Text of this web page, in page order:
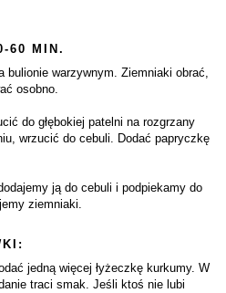
60 MIN.
bulionie warzywnym. Ziemniaki obrać,
osobno.
do głębokiej patelni na rozgrzany
wrzucić do cebuli. Dodać papryczkę
ją do cebuli i podpiekamy do
ziemniaki.
jedną więcej łyżeczkę kurkumy. W
traci smak. Jeśli ktoś nie lubi